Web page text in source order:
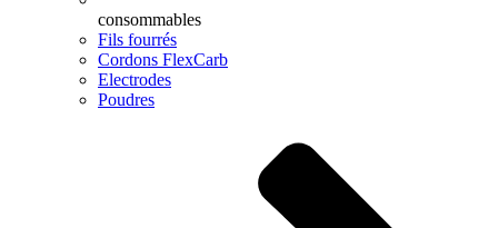
consommables
Fils fourrés
Cordons FlexCarb
Electrodes
Poudres